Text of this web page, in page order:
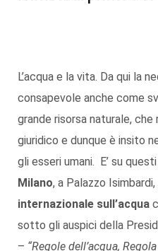
L’acqua e la vita. Da qui la
consapevole anche come
grande risorsa naturale, che
giuridico e dunque è insito
gli esseri umani. E’ su
Milano, a Palazzo
internazionale sull’acqua
sotto gli auspici della
– “Regole dell’acqua,